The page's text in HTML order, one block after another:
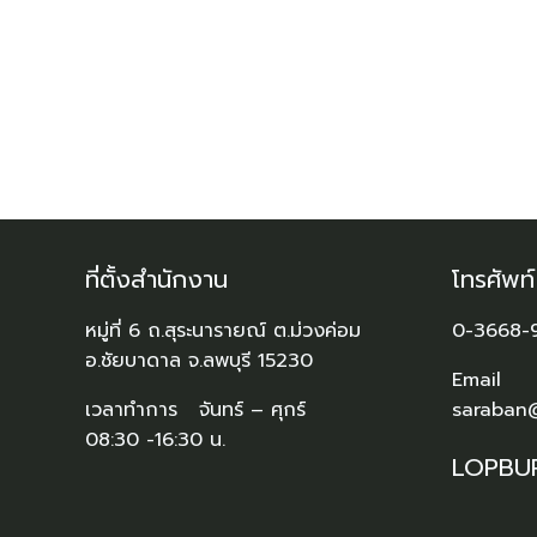
ที่ตั้งสำนักงาน
หมู่ที่ 6 ถ.สุระนารายณ์ ต.ม่วงค่อม
อ.ชัยบาดาล จ.ลพบุรี 15230
เวลาทำการ จันทร์ – ศุกร์
08:30 -16:30 น.
โทรศัพ
0-3668-
Email